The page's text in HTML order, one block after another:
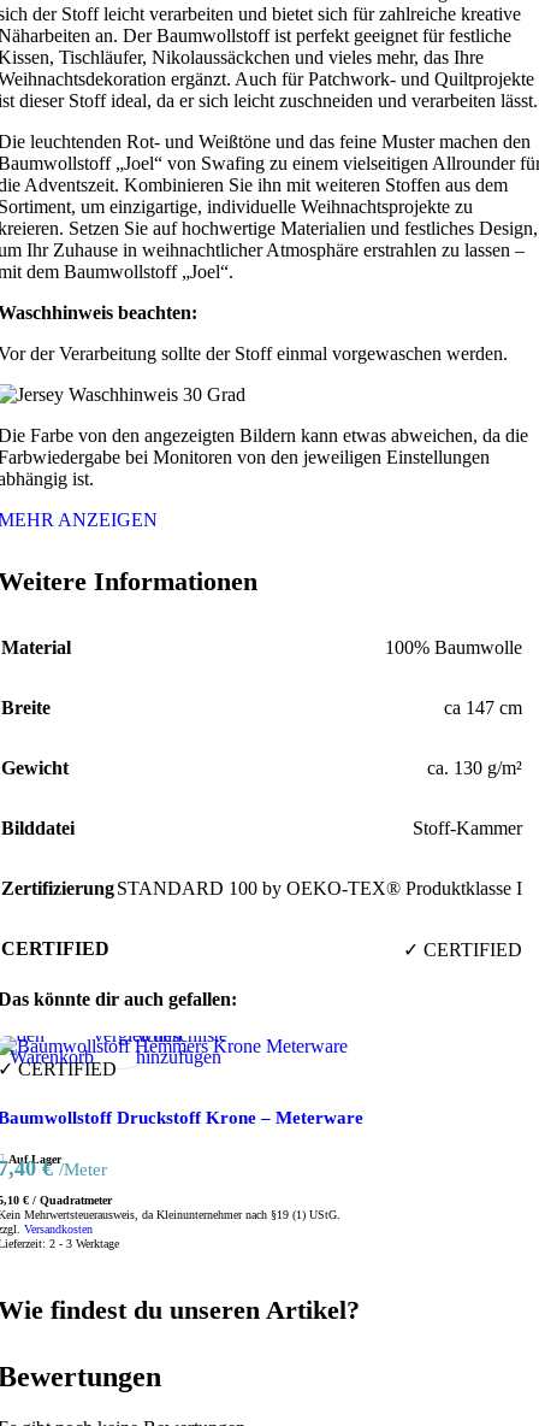
der Stoff leicht verarbeiten und bietet sich für zahlreiche kreative
an. Der Baumwollstoff ist perfekt geeignet für festliche
Tischläufer, Nikolaussäckchen und vieles mehr, das Ihre
ergänzt. Auch für Patchwork- und Quiltprojekte
dieser Stoff ideal, da er sich leicht zuschneiden und verarbeiten lässt.
leuchtenden Rot- und Weißtöne und das feine Muster machen den
„Joel“ von Swafing zu einem vielseitigen Allrounder
Adventszeit. Kombinieren Sie ihn mit weiteren Stoffen aus dem
um einzigartige, individuelle Weihnachtsprojekte zu
Setzen Sie auf hochwertige Materialien und festliches Design,
Ihr Zuhause in weihnachtlicher Atmosphäre erstrahlen zu lassen –
dem Baumwollstoff „Joel“.
beachten:
der Verarbeitung sollte der Stoff einmal vorgewaschen werden.
Farbe von den angezeigten Bildern kann etwas abweichen, da die
bei Monitoren von den jeweiligen Einstellungen
ist.
ANZEIGEN
Informationen
Material 100% Baumwolle
Breite ca 147 cm
Gewicht ca. 130 g/m²
Bilddatei Stoff-Kammer
ZertifizierungSTANDARD 100 by OEKO-TEX® Produktklasse I
CERTIFIED ✓ CERTIFIED
könnte dir auch gefallen:
CERTIFIED
den
Warenkorb
vergleichen
Zur
Wunschliste
hinzufügen
Druckstoff Krone – Meterware
Auf Lager
€ /Meter
€ / Quadratmeter
Mehrwertsteuerausweis, da Kleinunternehmer nach §19 (1) UStG.
Versandkosten
2 - 3 Werktage
findest du unseren Artikel?